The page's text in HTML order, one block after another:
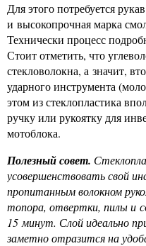
Для этого потребуется
и высокопрочная марка
Технически процесс
Стоит отметить, что
стекловолокна, а значит,
ударного инструмента
этом из стеклопластика
ручку или рукоятку для
мотоблока.
Полезный совет.
усовершенствовать свой
пропитанным волокном
топора, отвертки, пилы и
15 минут. Слой идеально
заметно отразится на